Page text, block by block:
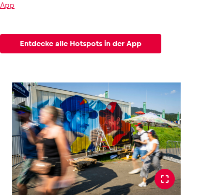
App
Entdecke alle Hotspots in der App